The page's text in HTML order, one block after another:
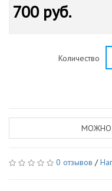
700 руб.
Количество
МОЖНО
0 отзывов /